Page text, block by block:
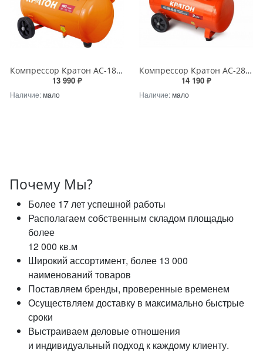
Компрессор Кратон AC-180-24-OFS с прямой передачей безмасляный
13 990 ₽
Наличие:мало
Компрессор Кратон AC-280-40-DD с прямой передачей
14 190 ₽
Наличие:мало
Почему Мы?
Более 17 лет успешной работы
Располагаем собственным складом площадью
более
12 000 кв.м
Широкий ассортимент, более 13 000
наименований товаров
Поставляем бренды, проверенные временем
Осуществляем доставку в максимально быстрые
сроки
Выстраиваем деловые отношения
и индивидуальный подход к каждому клиенту.